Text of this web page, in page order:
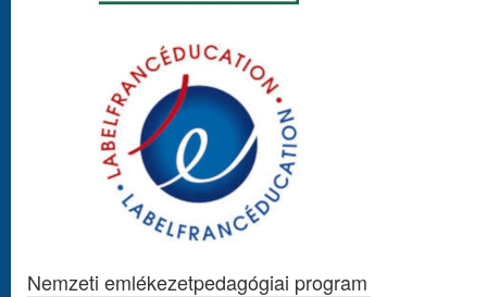
Nemzeti emlékezetpedagógiai program